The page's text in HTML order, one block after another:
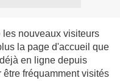
nouveaux visiteurs
la page d'accueil que
en ligne depuis
fréquamment visités